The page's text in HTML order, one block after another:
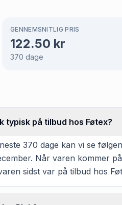
GENNEMSNITLIG PRIS
122.50 kr
370 dage
typisk på tilbud hos Føtex?
370 dage kan vi se
Når varen kommer
sidst var på tilbud hos